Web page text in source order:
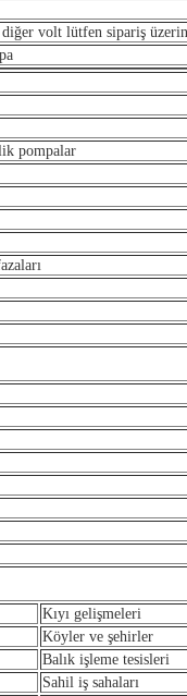
volt lütfen sipariş
pompalar
Kıyı gelişmeleri
Köyler ve şehirler
Balık işleme tesisleri
Sahil iş sahaları